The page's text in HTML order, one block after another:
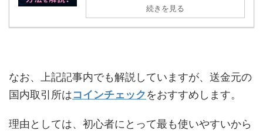
続きを見る
なお、上記記事内でも解説していますが、送金元の
国内取引所はコインチェックをおすすめします。
理由としては、初心者にとって最も使いやすいから